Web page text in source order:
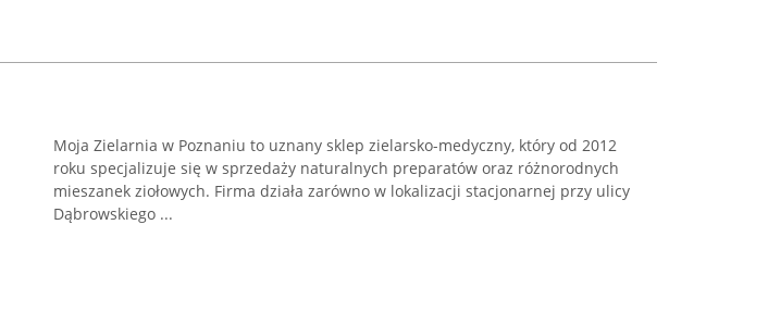
Moja Zielarnia w Poznaniu to uznany sklep zielarsko-medyczny, który od 2012
roku specjalizuje się w sprzedaży naturalnych preparatów oraz różnorodnych
mieszanek ziołowych. Firma działa zarówno w lokalizacji stacjonarnej przy ulicy
Dąbrowskiego ...